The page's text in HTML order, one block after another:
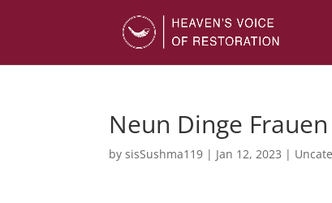
Neun Dinge
bysisSushma119 | Jan 12, 2023 |